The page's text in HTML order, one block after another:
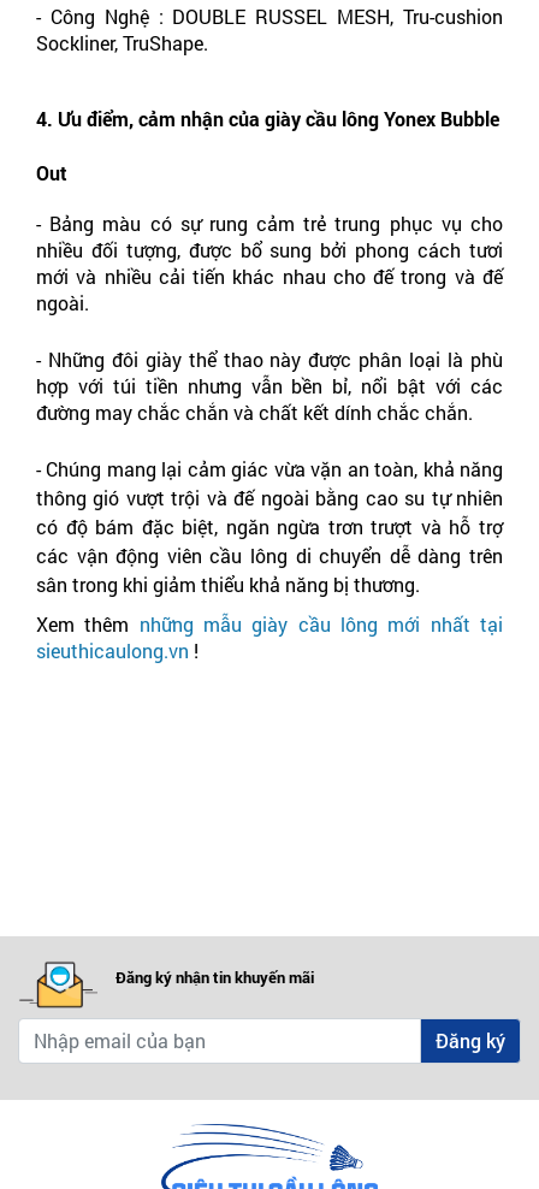
- Công Nghệ : DOUBLE RUSSEL MESH, Tru-cushion
Sockliner, TruShape.
4. Ưu điểm, cảm nhận của giày cầu lông Yonex Bubble
Out
- Bảng màu có sự rung cảm trẻ trung phục vụ cho
nhiều đối tượng, được bổ sung bởi phong cách tươi
mới và nhiều cải tiến khác nhau cho đế trong và đế
ngoài.
- Những đôi giày thể thao này được phân loại là phù
hợp với túi tiền nhưng vẫn bền bỉ, nổi bật với các
đường may chắc chắn và chất kết dính chắc chắn.
- Chúng mang lại cảm giác vừa vặn an toàn, khả năng
thông gió vượt trội và đế ngoài bằng cao su tự nhiên
có độ bám đặc biệt, ngăn ngừa trơn trượt và hỗ trợ
các vận động viên cầu lông di chuyển dễ dàng trên
sân trong khi giảm thiểu khả năng bị thương.
Xem thêm những mẫu giày cầu lông mới nhất tại
sieuthicaulong.vn !
Đăng ký nhận tin khuyến mãi
Đăng ký